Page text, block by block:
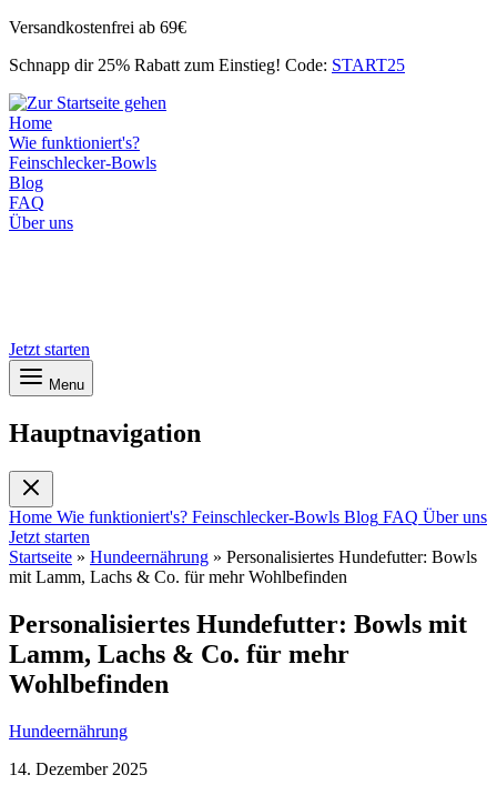
Zum
springen
Versandkostenfrei ab 69€
Schnapp dir 25% Rabatt zum Einstieg! Code: START25
Home
Wie funktioniert's?
Feinschlecker-Bowls
Blog
FAQ
Über uns
Jetzt starten
Menu
Hauptnavigation
Home Wie funktioniert's? Feinschlecker-Bowls Blog FAQ Über uns
Jetzt starten
Startseite » Hundeernährung » Personalisiertes Hundefutter: Bowls
mit Lamm, Lachs & Co. für mehr Wohlbefinden
Personalisiertes Hundefutter: Bowls mit
Lamm, Lachs & Co. für mehr
Wohlbefinden
Hundeernährung
14. Dezember 2025